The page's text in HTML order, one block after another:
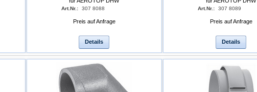
Art.Nr.: 307 8088
Preis auf Anfrage
Details
Art.Nr.: 307 8089
Preis auf Anfrage
Details